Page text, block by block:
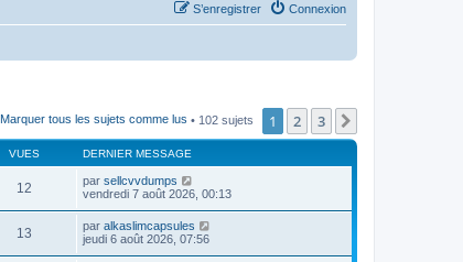
Connexion
S’enregistrer
Marquer tous les sujets comme lus • 102 sujets 1 2 3
VUES DERNIER MESSAGE
12 par sellcvvdumps
vendredi 7 août 2026, 00:13
13 par alkaslimcapsules
jeudi 6 août 2026, 07:56